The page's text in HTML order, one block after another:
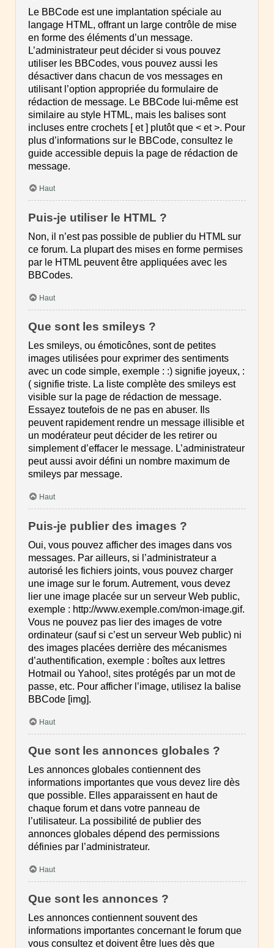
Le BBCode est une implantation spéciale au
langage HTML, offrant un large contrôle de mise
en forme des éléments d’un message.
L’administrateur peut décider si vous pouvez
utiliser les BBCodes, vous pouvez aussi les
désactiver dans chacun de vos messages en
utilisant l’option appropriée du formulaire de
rédaction de message. Le BBCode lui-même est
similaire au style HTML, mais les balises sont
incluses entre crochets [ et ] plutôt que < et >. Pour
plus d’informations sur le BBCode, consultez le
guide accessible depuis la page de rédaction de
message.
Haut
Puis-je utiliser le HTML ?
Non, il n’est pas possible de publier du HTML sur
ce forum. La plupart des mises en forme permises
par le HTML peuvent être appliquées avec les
BBCodes.
Haut
Que sont les smileys ?
Les smileys, ou émoticônes, sont de petites
images utilisées pour exprimer des sentiments
avec un code simple, exemple : :) signifie joyeux, :
( signifie triste. La liste complète des smileys est
visible sur la page de rédaction de message.
Essayez toutefois de ne pas en abuser. Ils
peuvent rapidement rendre un message illisible et
un modérateur peut décider de les retirer ou
simplement d’effacer le message. L’administrateur
peut aussi avoir défini un nombre maximum de
smileys par message.
Haut
Puis-je publier des images ?
Oui, vous pouvez afficher des images dans vos
messages. Par ailleurs, si l’administrateur a
autorisé les fichiers joints, vous pouvez charger
une image sur le forum. Autrement, vous devez
lier une image placée sur un serveur Web public,
exemple : http://www.exemple.com/mon-image.gif.
Vous ne pouvez pas lier des images de votre
ordinateur (sauf si c’est un serveur Web public) ni
des images placées derrière des mécanismes
d’authentification, exemple : boîtes aux lettres
Hotmail ou Yahoo!, sites protégés par un mot de
passe, etc. Pour afficher l’image, utilisez la balise
BBCode [img].
Haut
Que sont les annonces globales ?
Les annonces globales contiennent des
informations importantes que vous devez lire dès
que possible. Elles apparaissent en haut de
chaque forum et dans votre panneau de
l’utilisateur. La possibilité de publier des
annonces globales dépend des permissions
définies par l’administrateur.
Haut
Que sont les annonces ?
Les annonces contiennent souvent des
informations importantes concernant le forum que
vous consultez et doivent être lues dès que